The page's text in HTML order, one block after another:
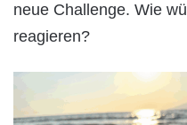
neue Challenge. Wie
reagieren?